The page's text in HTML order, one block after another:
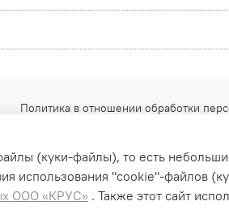
Политика в отношении обработки
(куки-файлы), то есть
использования "cookiе"-файлов
ООО «КРУС» . Также этот сайт